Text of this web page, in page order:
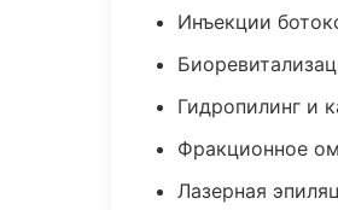
Инъекции
Гидропилинг и
Фракционное
Лазерная